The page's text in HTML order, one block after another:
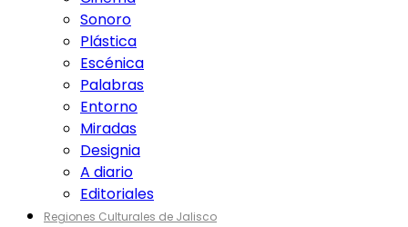
Sonoro
Plástica
Escénica
Palabras
Entorno
Miradas
Designia
A diario
Editoriales
Regiones Culturales de Jalisco